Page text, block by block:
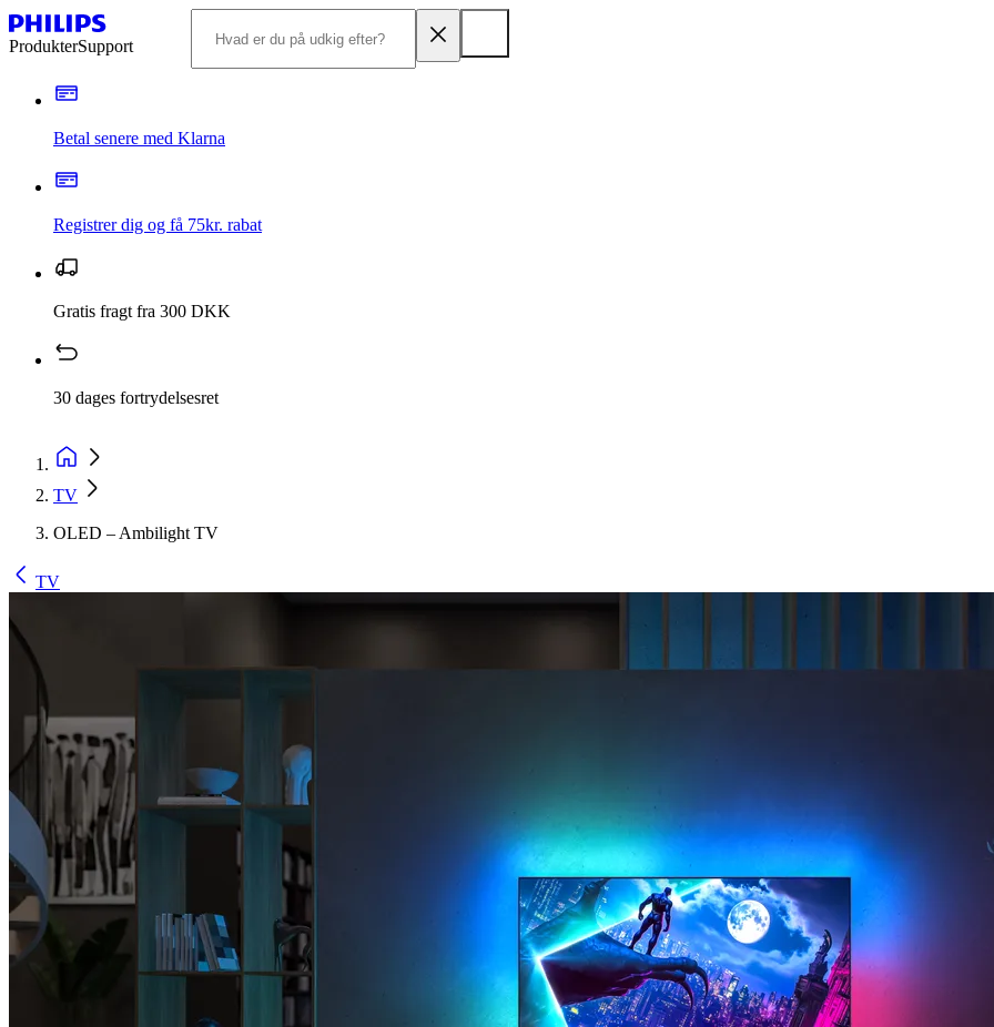
ProdukterSupport
Betal senere med Klarna
Registrer dig og få 75kr. rabat
Gratis fragt fra 300 DKK
30 dages fortrydelsesret
TV
OLED – Ambilight TV
TV